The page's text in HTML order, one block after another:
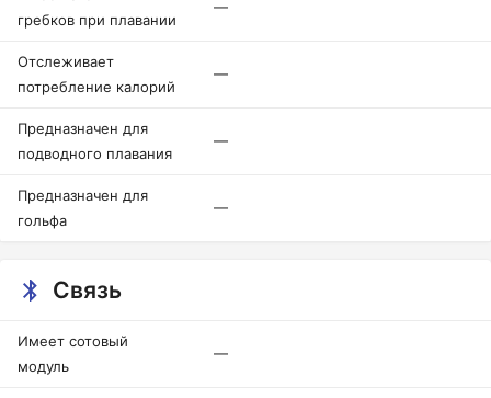
гребков при плавании
—
Отслеживает
потребление калорий
—
Предназначен для
подводного плавания
—
Предназначен для
гольфа
—
Связь
Имеет сотовый
модуль
—